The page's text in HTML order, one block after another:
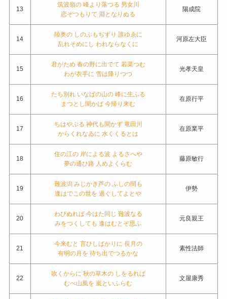
13
筑波嶺の 峰より落つる 男女川
恋ぞつもりて 淵となりぬる
陽成院
14
陸奥の しのぶもぢずり 誰ゆゑに
乱れそめにし われならなくに
河原左大臣
15
君がため 春の野に出でて 若菜つむ
わが衣手に 雪は降りつつ
光孝天皇
16
たち別れ いなばの山の 峰に生ふる
まつとし聞かば 今帰り来む
在原行平
17
ちはやぶる 神代も聞かず 竜田川
からくれなゐに 水くくるとは
在原業平
18
住の江の 岸による波 よるさへや
夢の通ひ路 人めよくらむ
藤原敏行
19
難波潟 みじかき芦の ふしの間も
逢はでこの世を 過ぐしてよとや
伊勢
20
わびぬれば 今はた同じ 難波なる
みをつくしても 逢はむとぞ思ふ
元良親王
21
今来むと 言ひしばかりに 長月の
有明の月を 待ち出でつるかな
素性法師
22
吹くからに 秋の草木の しをるれば
むべ山風を 嵐といふらむ
文屋康秀